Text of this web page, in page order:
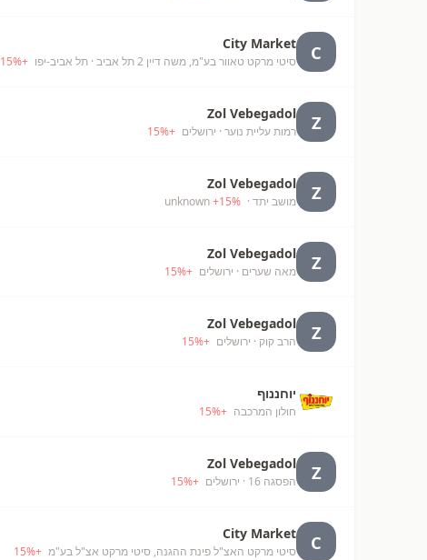
C
City Market
סיטי מרקט טאוור בע"מ, משה דיין 2 תל אביב · תל אביב-יפו +
15%
Z
Zol Vebegadol
רמות עליית נוער · ירושלים +
15%
Z
Zol Vebegadol
מושב יתד · unknown
+15%
Z
Zol Vebegadol
מאה שערים · ירושלים +
15%
Z
Zol Vebegadol
הרב קוק · ירושלים +
15%
יוחננוף
חולון המרכבה +
15%
Z
Zol Vebegadol
הפסגה 16 · ירושלים +
15%
C
City Market
סיטי מרקט האצ"ל פינת ההגנה, סיטי מרקט אצ"ל בע"מ +
15%